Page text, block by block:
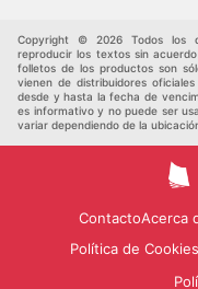
Copyright © 2026 Todos los
reproducir los textos sin
folletos de los productos son
vienen de distribuidores
desde y hasta la fecha de
es informativo y no puede ser
variar dependiendo de la
ContactoAcerca
Política de Cookies